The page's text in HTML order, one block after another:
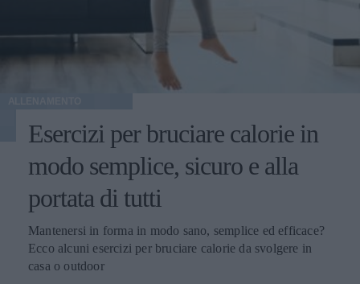
Esercizi per bruciare calorie in
modo semplice, sicuro e alla
portata di tutti
Mantenersi in forma in modo sano, semplice ed efficace?
Ecco alcuni esercizi per bruciare calorie da svolgere in
casa o outdoor